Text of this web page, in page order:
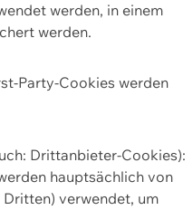
werden, in einem
werden.
Party-Cookies werden
Drittanbieter-Cookies):
hauptsächlich von
verwendet, um